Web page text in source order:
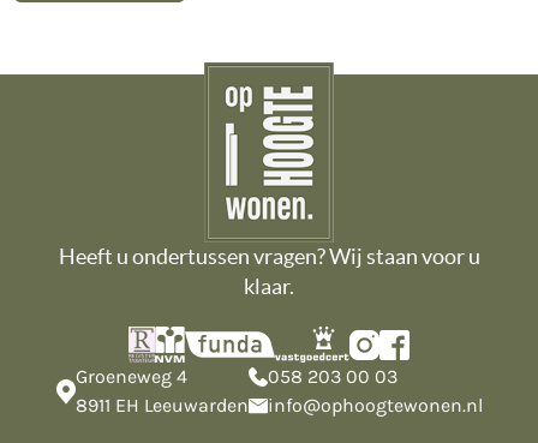
Heeft u ondertussen vragen? Wij staan voor u
klaar.
Groeneweg 4
8911 EH Leeuwarden
058 203 00 03
info@ophoogtewonen.nl